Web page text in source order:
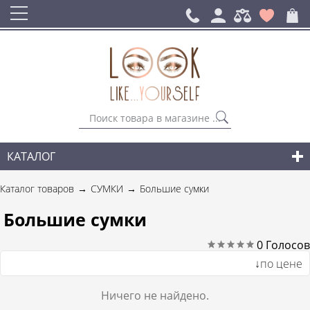
КАТАЛОГ
СУМКИ
ГОРОДСКИЕ РЮКЗАКИ
Каталог товаров СУМКИ Большие сумки
Большие сумки
0 Голосов
↓по цене
Ничего не найдено.